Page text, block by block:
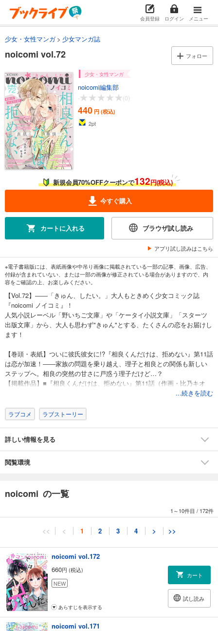
会員登録 ログイン メニュー
少女・女性マンガ 少女マンガ誌
noicomi vol.72 フォロー
少女・女性マンガ
noicomi編集部
-
(0)
440 円 (税込)
2pt
新規会員70%OFFクーポンで132円(税込)
今すぐ購入
カートに入れる ブラウザ試し読み
アプリ試し読みはこちら
※電子書籍版には、表紙画像や中吊り画像に掲載されている一部の記事、画像、広告、
付録が含まれていない、または一部の画像が修正されている場合がありますので、内
容をご確認の上、お楽しみください。
【Vol.72】――「きゅん、したい。」大人もときめく少女コミック誌
『noicomi ノイコミ』！
人気小説レーベル「野いちご文庫」や「ケータイ小説文庫」「スターツ
出版文庫」から、大人も思わず"きゅん"とする、たくさんの恋をお届けし
ます！
【巻頭・表紙】ついに彼氏彼女に!?『相良くんだけは、拒めない』第11話
は恋が加速！――家族の問題を乗り越え、理子と相良との関係も新しい
ステップへ。相良の突然の甘さに戸惑う理子だけど…？
【掲載作品】■『相良くんだけは、拒めない』第11話（作画・比乃キオ
原作・なぁな）■『幼なじみからの甘すぎる求婚が止まりません』第6話
えたい』第10話（作画・chee 原作・柊乃なや）■『恋をするならキミ以
外』第23話（作画・中野まや花 原作・ももしろ）■『年上御曹司は婚約
つ）■『鬼の花嫁』第6話（作画・富樫じゅん 原作・クレハ）■『黒王子
の溺愛には逆らえない』第7話（作画・芦名ユウ 原作・＊ゆきな＊）
■『同居中の幼なじみは愛したくて、もどかしい』第11話（作画・吉岡侑
...続きを読む
ラブコメ ラブストーリー
詳しい情報を見る
閲覧環境
noicomi の一覧
1～10件目 / 172件
<< < 1 2 3 4 > >>
noicomi vol.172
660円 (税込)
NEW
カート
試し読み
あらすじを表示する
noicomi vol.171